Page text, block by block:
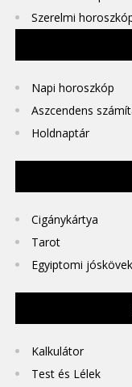
Szerelmi
Napi horoszkóp
Aszcendens
Holdnaptár
Cigánykártya
Tarot
Egyiptomi jóskövek
Kalkulátor
Test és Lélek